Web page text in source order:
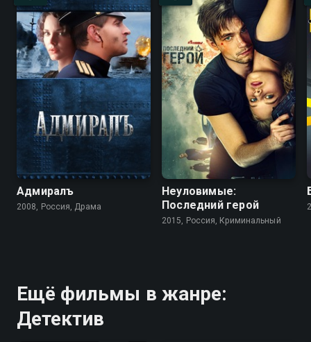
Адмиралъ
2008, Россия, Драма
Неуловимые:
Последний герой
2015, Россия, Криминальный
Ещё фильмы в жанре:
Детектив